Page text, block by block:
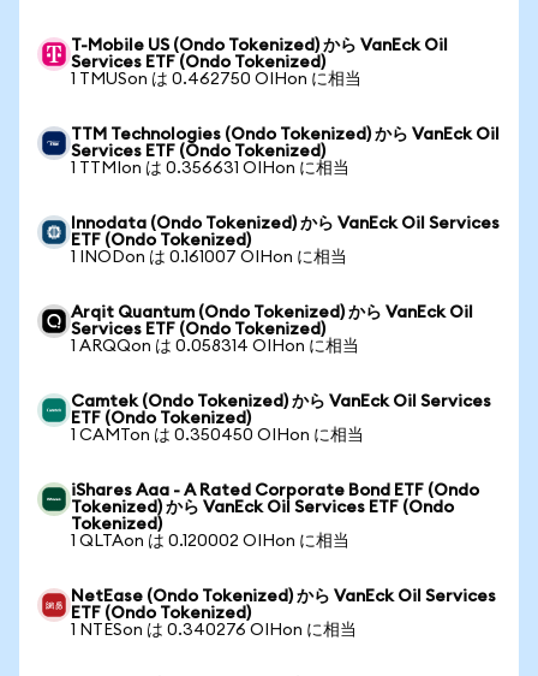
T-Mobile US (Ondo Tokenized) から VanEck Oil
Services ETF (Ondo Tokenized)
1 TMUSon は 0.462750 OIHon に相当
TTM Technologies (Ondo Tokenized) から VanEck Oil
Services ETF (Ondo Tokenized)
1 TTMIon は 0.356631 OIHon に相当
Innodata (Ondo Tokenized) から VanEck Oil Services
ETF (Ondo Tokenized)
1 INODon は 0.161007 OIHon に相当
Arqit Quantum (Ondo Tokenized) から VanEck Oil
Services ETF (Ondo Tokenized)
1 ARQQon は 0.058314 OIHon に相当
Camtek (Ondo Tokenized) から VanEck Oil Services
ETF (Ondo Tokenized)
1 CAMTon は 0.350450 OIHon に相当
iShares Aaa - A Rated Corporate Bond ETF (Ondo
Tokenized) から VanEck Oil Services ETF (Ondo
Tokenized)
1 QLTAon は 0.120002 OIHon に相当
NetEase (Ondo Tokenized) から VanEck Oil Services
ETF (Ondo Tokenized)
1 NTESon は 0.340276 OIHon に相当